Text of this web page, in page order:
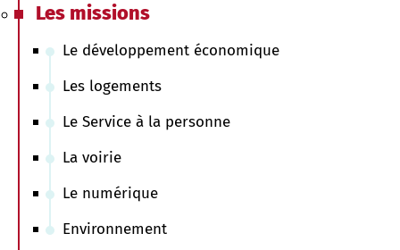
Les missions
Le développement économique
Les logements
Le Service à la personne
La voirie
Le numérique
Environnement